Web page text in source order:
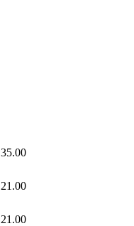
35.00
21.00
21.00